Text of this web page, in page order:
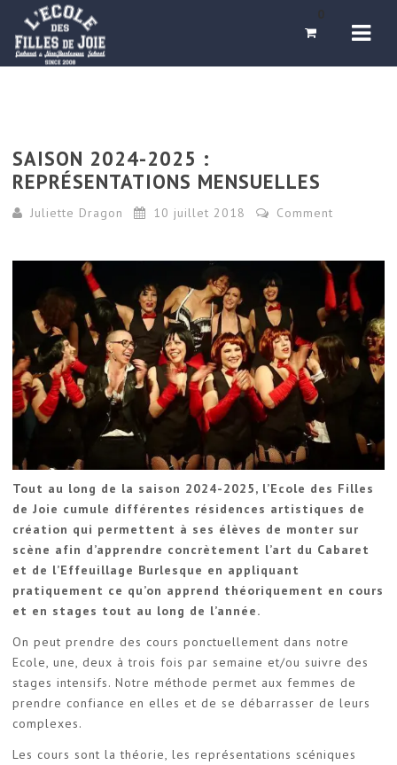
0
SAISON 2024-2025 :
REPRÉSENTATIONS MENSUELLES
Juliette Dragon 10 juillet 2018 Comment
Tout au long de la saison 2024-2025, l’Ecole des Filles
de Joie cumule différentes résidences artistiques de
création qui permettent à ses élèves de monter sur
scène afin d’apprendre concrètement l’art du Cabaret
et de l’Effeuillage Burlesque en appliquant
pratiquement ce qu’on apprend théoriquement en cours
et en stages tout au long de l’année.
On peut prendre des cours ponctuellement dans notre
Ecole, une, deux à trois fois par semaine et/ou suivre des
stages intensifs. Notre méthode permet aux femmes de
prendre confiance en elles et de se débarrasser de leurs
complexes.
Les cours sont la théorie, les représentations scéniques